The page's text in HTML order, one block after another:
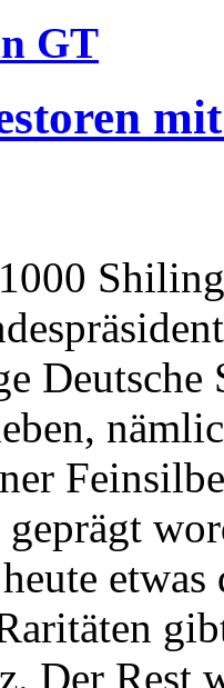
GT
Deutsche
Der Rest